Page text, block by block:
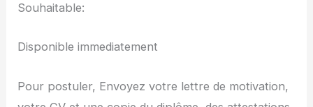
Souhaitable:
Disponible immediatement
Pour postuler, Envoyez votre lettre de motivation,